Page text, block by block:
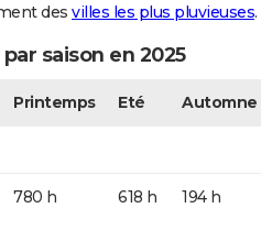
des villes les plus pluvieuses.
saison en 2025
Printemps Eté Automne
780 h 618 h 194 h